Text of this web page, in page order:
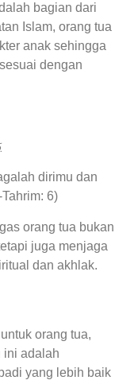
bagian dari
Islam, orang tua
anak sehingga
dengan
dirimu dan
6)
orang tua bukan
juga menjaga
dan akhlak.
orang tua,
ini adalah
yang lebih baik